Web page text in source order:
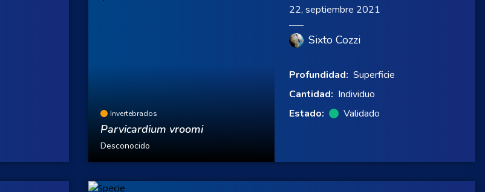
Invertebrados
Parvicardium vroomi
Desconocido
22, septiembre 2021
Sixto Cozzi
Profundidad: Superficie
Cantidad: Individuo
Estado:
Validado